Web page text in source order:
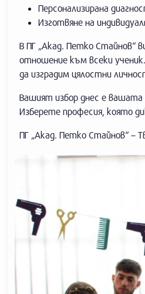
Персонализирана
Изготвяне на
В ПГ „Акад. Петко Стайнов“
отношение към всеки
да изградим цялостни
Вашият избор днес е
Изберете професия, която
ПГ „Акад. Петко Стайнов“ –